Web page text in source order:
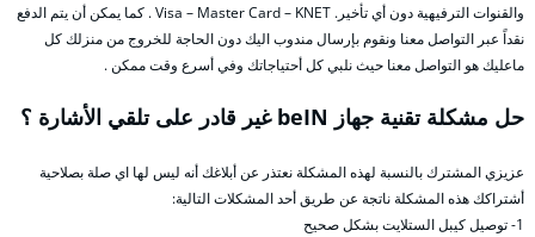
والقنوات الترفيهية دون أي تأخير. Visa – Master Card – KNET . كما يمكن أن يتم الدفع
نقداً عبر التواصل معنا ونقوم بإرسال مندوب اليك دون الحاجة للخروج من منزلك كل
ماعليك هو التواصل معنا حيث نلبي كل أحتياجاتك وفي أسرع وقت ممكن .
حل مشكلة تقنية جهاز beIN غير قادر على تلقي الأشارة ؟
عزيزي المشترك بالنسبة لهذه المشكلة نعتذر عن أبلاغك أنه ليس لها اي صلة بصلاحية
أشتراكك هذه المشكلة ناتجة عن طريق أحد المشكلات التالية:
1- توصيل كيبل الستلايت بشكل صحيح